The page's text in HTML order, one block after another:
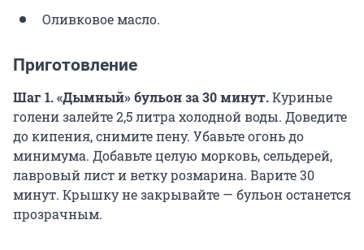
Оливковое масло.
Приготовление
Шаг 1. «Дымный» бульон за 30 минут.Куриные
голени залейте 2,5 литра холодной воды. Доведите
до кипения, снимите пену. Убавьте огонь до
минимума. Добавьте целую морковь, сельдерей,
лавровый лист и ветку розмарина. Варите 30
минут. Крышку не закрывайте — бульон останется
прозрачным.